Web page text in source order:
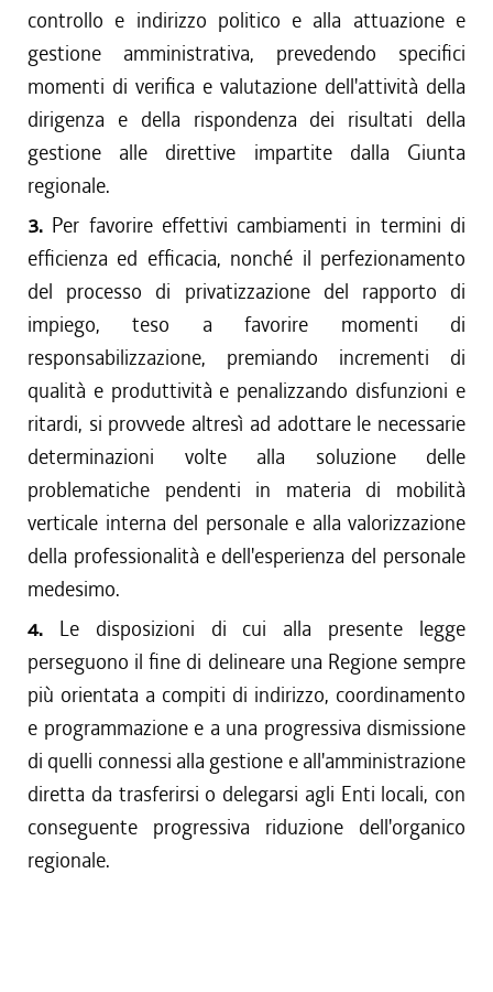
controllo e indirizzo politico e alla attuazione e
gestione amministrativa, prevedendo specifici
momenti di verifica e valutazione dell'attività della
dirigenza e della rispondenza dei risultati della
gestione alle direttive impartite dalla Giunta
regionale.
3. Per favorire effettivi cambiamenti in termini di
efficienza ed efficacia, nonché il perfezionamento
del processo di privatizzazione del rapporto di
impiego, teso a favorire momenti di
responsabilizzazione, premiando incrementi di
qualità e produttività e penalizzando disfunzioni e
ritardi, si provvede altresì ad adottare le necessarie
determinazioni volte alla soluzione delle
problematiche pendenti in materia di mobilità
verticale interna del personale e alla valorizzazione
della professionalità e dell'esperienza del personale
medesimo.
4. Le disposizioni di cui alla presente legge
perseguono il fine di delineare una Regione sempre
più orientata a compiti di indirizzo, coordinamento
e programmazione e a una progressiva dismissione
di quelli connessi alla gestione e all'amministrazione
diretta da trasferirsi o delegarsi agli Enti locali, con
conseguente progressiva riduzione dell'organico
regionale.